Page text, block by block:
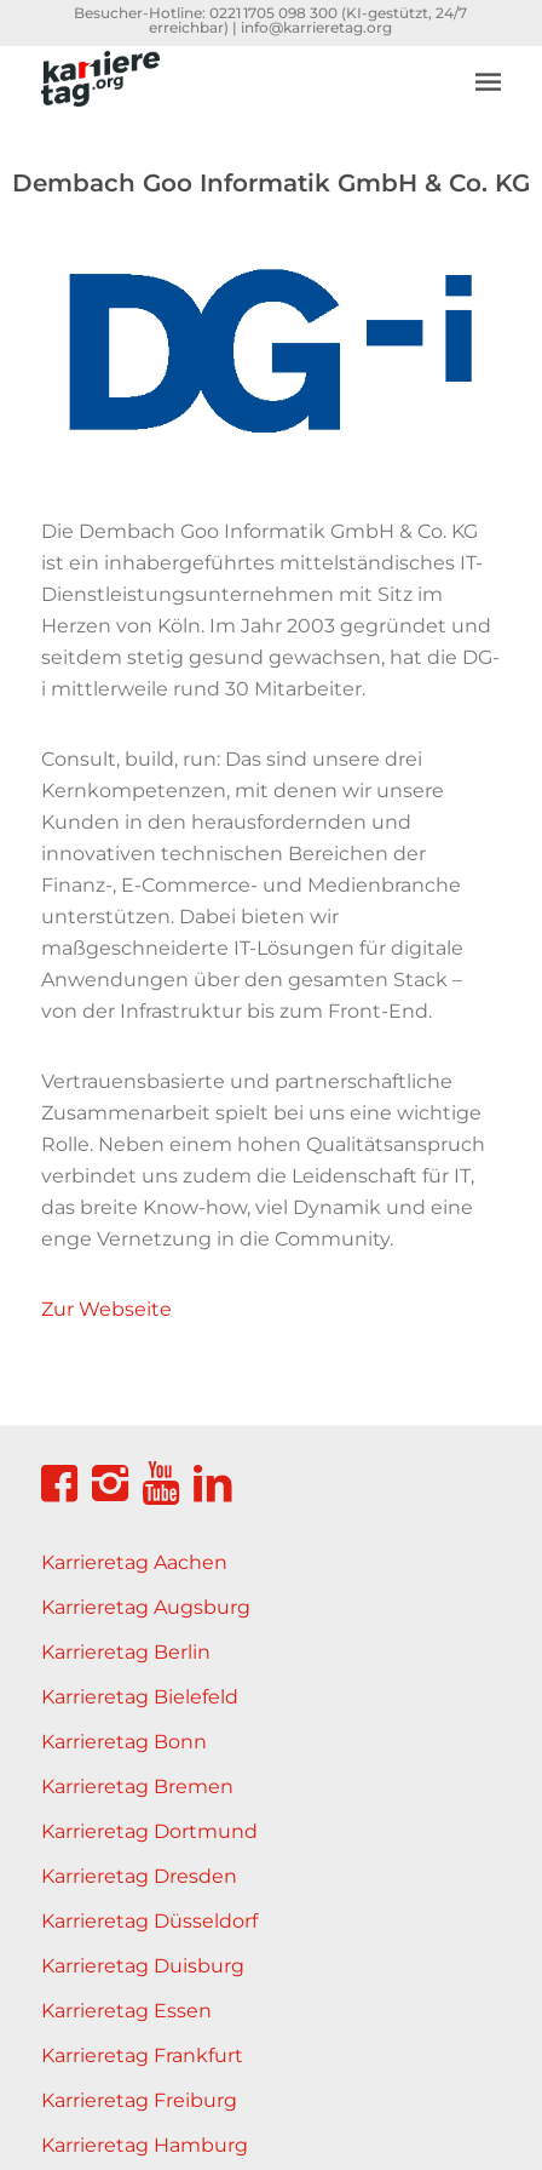
Besucher-Hotline:0221 1705 098 300 (KI-gestützt, 24/7
erreichbar) | info@karrieretag.org
Dembach Goo Informatik GmbH & Co. KG
Die Dembach Goo Informatik GmbH & Co. KG
ist ein inhabergeführtes mittelständisches IT-
Dienstleistungsunternehmen mit Sitz im
Herzen von Köln. Im Jahr 2003 gegründet und
seitdem stetig gesund gewachsen, hat die DG-
i mittlerweile rund 30 Mitarbeiter.
Consult, build, run: Das sind unsere drei
Kernkompetenzen, mit denen wir unsere
Kunden in den herausfordernden und
innovativen technischen Bereichen der
Finanz-, E-Commerce- und Medienbranche
unterstützen. Dabei bieten wir
maßgeschneiderte IT-Lösungen für digitale
Anwendungen über den gesamten Stack –
von der Infrastruktur bis zum Front-End.
Vertrauensbasierte und partnerschaftliche
Zusammenarbeit spielt bei uns eine wichtige
Rolle. Neben einem hohen Qualitätsanspruch
verbindet uns zudem die Leidenschaft für IT,
das breite Know-how, viel Dynamik und eine
enge Vernetzung in die Community.
Zur Webseite
Karrieretag Aachen
Karrieretag Augsburg
Karrieretag Berlin
Karrieretag Bielefeld
Karrieretag Bonn
Karrieretag Bremen
Karrieretag Dortmund
Karrieretag Dresden
Karrieretag Düsseldorf
Karrieretag Duisburg
Karrieretag Essen
Karrieretag Frankfurt
Karrieretag Freiburg
Karrieretag Hamburg